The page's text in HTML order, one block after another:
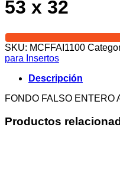
53 x 32
SKU: MCFFAI1100
para Insertos
Descripción
FONDO FALSO ENTERO
Productos